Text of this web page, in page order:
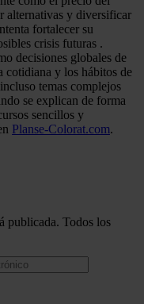
alternativas y diversificar
fortalecer su
crisis futuras .
decisiones globales de
cotidiana y los hábitos de
temas complejos
se explican de forma
sencillos y
Planse-Colorat.com.
publicada. Todos los